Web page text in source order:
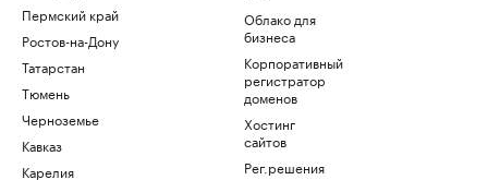
Пермский край
Ростов-на-Дону
Татарстан
Тюмень
Черноземье
Кавказ
Карелия
Облако для
бизнеса
Корпоративный
регистратор
доменов
Хостинг
сайтов
Рег.решения